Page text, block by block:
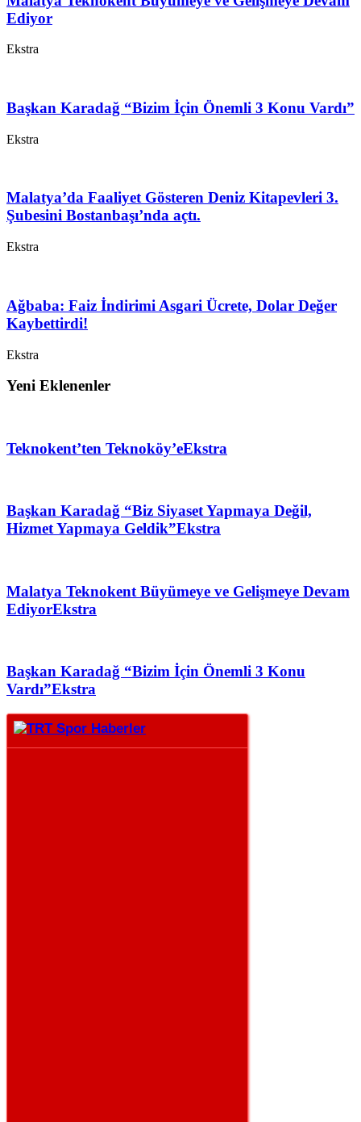
Ediyor
Ekstra
Başkan Karadağ “Bizim İçin Önemli 3 Konu Vardı”
Ekstra
Malatya’da Faaliyet Gösteren Deniz Kitapevleri 3.
Şubesini Bostanbaşı’nda açtı.
Ekstra
Ağbaba: Faiz İndirimi Asgari Ücrete, Dolar Değer
Kaybettirdi!
Ekstra
Yeni Eklenenler
Teknokent’ten Teknoköy’eEkstra
Başkan Karadağ “Biz Siyaset Yapmaya Değil,
Hizmet Yapmaya Geldik”Ekstra
Malatya Teknokent Büyümeye ve Gelişmeye Devam
EdiyorEkstra
Başkan Karadağ “Bizim İçin Önemli 3 Konu
Vardı”Ekstra